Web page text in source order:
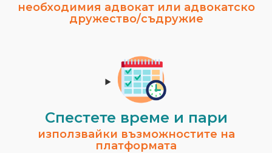
необходимия адвокат или адвокатско
дружество/съдружие
Спестeте време и пари
използвайки възможностите на
платформата